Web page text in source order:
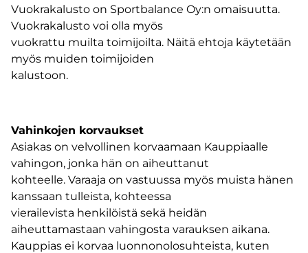
Vuokrakalusto on Sportbalance Oy:n omaisuutta.
Vuokrakalusto voi olla myös
vuokrattu muilta toimijoilta. Näitä ehtoja käytetään
myös muiden toimijoiden
kalustoon.
Vahinkojen korvaukset
Asiakas on velvollinen korvaamaan Kauppiaalle
vahingon, jonka hän on aiheuttanut
kohteelle. Varaaja on vastuussa myös muista hänen
kanssaan tulleista, kohteessa
vierailevista henkilöistä sekä heidän
aiheuttamastaan vahingosta varauksen aikana.
Kauppias ei korvaa luonnonolosuhteista, kuten